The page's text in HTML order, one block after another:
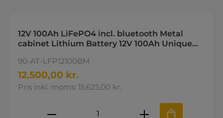
12V 100Ah LiFePO4 incl. bluetooth Metal
cabinet Lithium Battery 12V 100Ah Unique
90-AT-LFP12100BM
12.500,00 kr.
Pris inkl. moms: 15.625,00 kr.
Produktmængde: Indtast den